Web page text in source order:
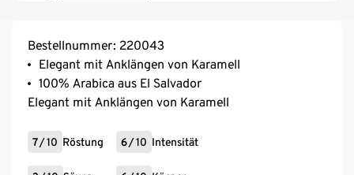
Bestellnummer: 220043
Elegant mit Anklängen von Karamell
100% Arabica aus El Salvador
Elegant mit Anklängen von Karamell
7/10 Röstung 6/10 Intensität